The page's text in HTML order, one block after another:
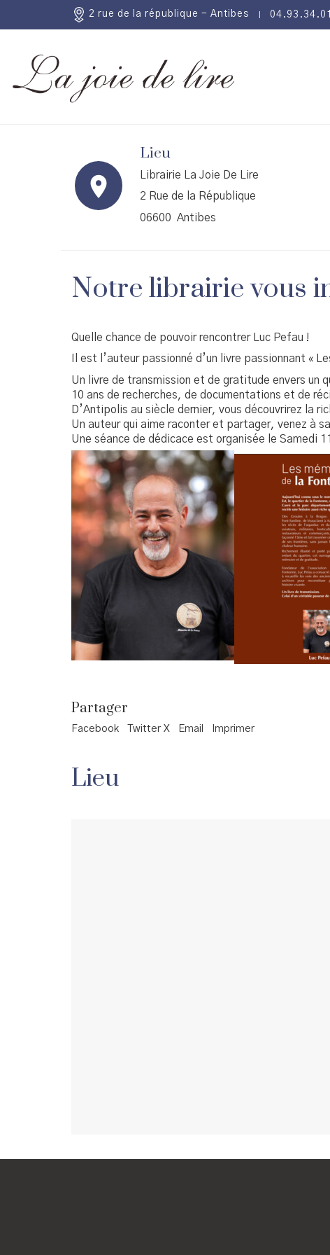
2 rue de la république - Antibes
Lieu
Librairie La Joie De Lire
2 Rue de la République
06600 Antibes
Notre librairie vous
Quelle chance de pouvoir rencontrer Luc Pefau !
Il est l’auteur passionné d’un livre passionnant «
Un livre de transmission et de gratitude envers un
10 ans de recherches, de documentations et de
D’Antipolis au siècle dernier, vous découvrirez la
Un auteur qui aime raconter et partager, venez à
Une séance de dédicace est organisée le Samedi
Partager
Facebook Twitter X Email Imprimer
Lieu